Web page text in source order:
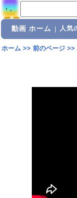
動画 ホーム 人気
ホーム>> 前のページ>>